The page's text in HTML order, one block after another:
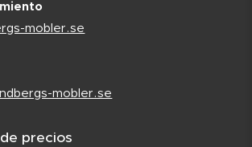
mobler.se
mobler.se
precios